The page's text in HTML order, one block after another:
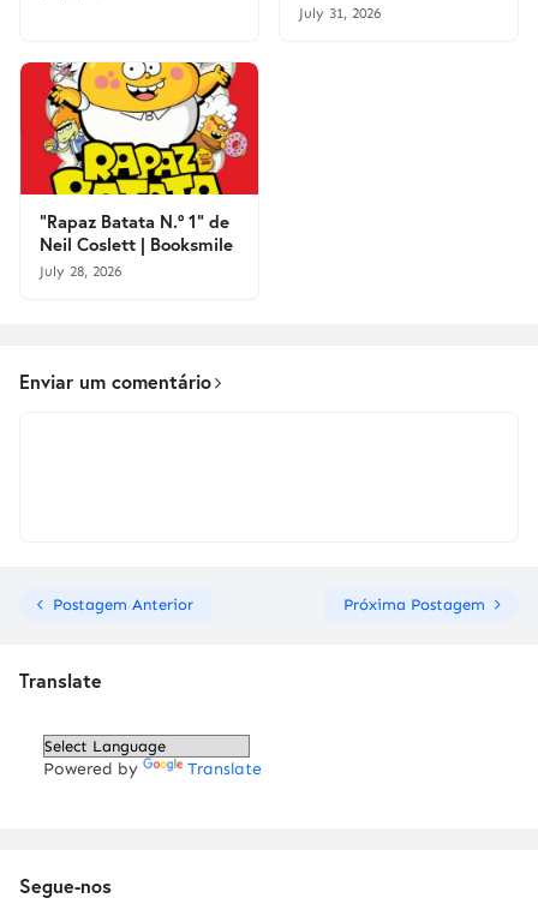
July 31, 2026
"Rapaz Batata N.º 1" de
Neil Coslett | Booksmile
July 28, 2026
Enviar um comentário
Postagem Anterior Próxima Postagem
Translate
Powered by Translate
Segue-nos